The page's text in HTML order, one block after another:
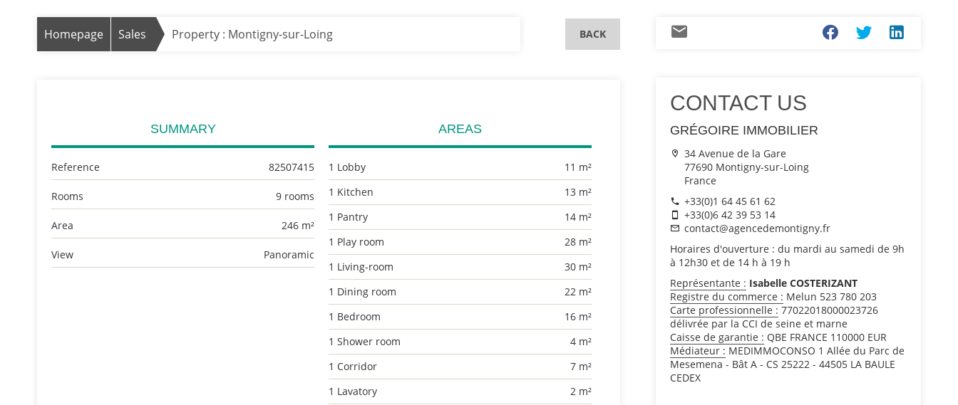
Homepage Sales Property : Montigny-sur-Loing BACK
SUMMARY
Reference 82507415
Rooms 9 rooms
Area 246 m²
View Panoramic
AREAS
1 Lobby
11 m²
1 Kitchen
13 m²
1 Pantry
14 m²
1 Play room
28 m²
1 Living-room
30 m²
1 Dining room
22 m²
1 Bedroom
16 m²
1 Shower room
4 m²
1 Corridor
7 m²
1 Lavatory
2 m²
CONTACT US
GRÉGOIRE IMMOBILIER
34 Avenue de la Gare
77690 Montigny-sur-Loing
France
+33(0)1 64 45 61 62
+33(0)6 42 39 53 14
contact@agencedemontigny.fr
Horaires d'ouverture : du mardi au samedi de 9h
à 12h30 et de 14 h à 19 h
Représentante : Isabelle COSTERIZANT
Registre du commerce : Melun 523 780 203
Carte professionnelle : 77022018000023726
délivrée par la CCI de seine et marne
Caisse de garantie : QBE FRANCE 110000 EUR
Médiateur : MEDIMMOCONSO 1 Allée du Parc de
Mesemena - Bât A - CS 25222 - 44505 LA BAULE
CEDEX